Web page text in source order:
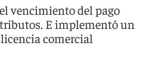
vencimiento del pago
E implementó un
comercial